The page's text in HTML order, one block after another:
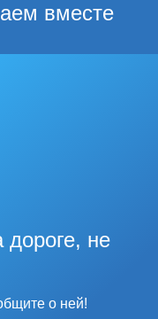
вместе
дороге, не
о ней!